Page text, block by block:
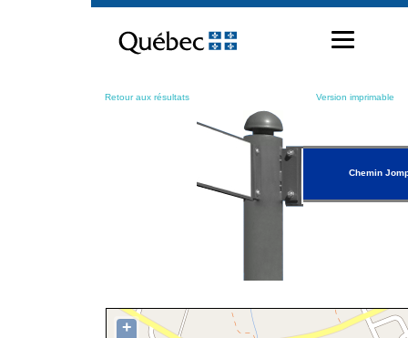
contenu
Retour aux résultats Version imprimable
Chemin
+